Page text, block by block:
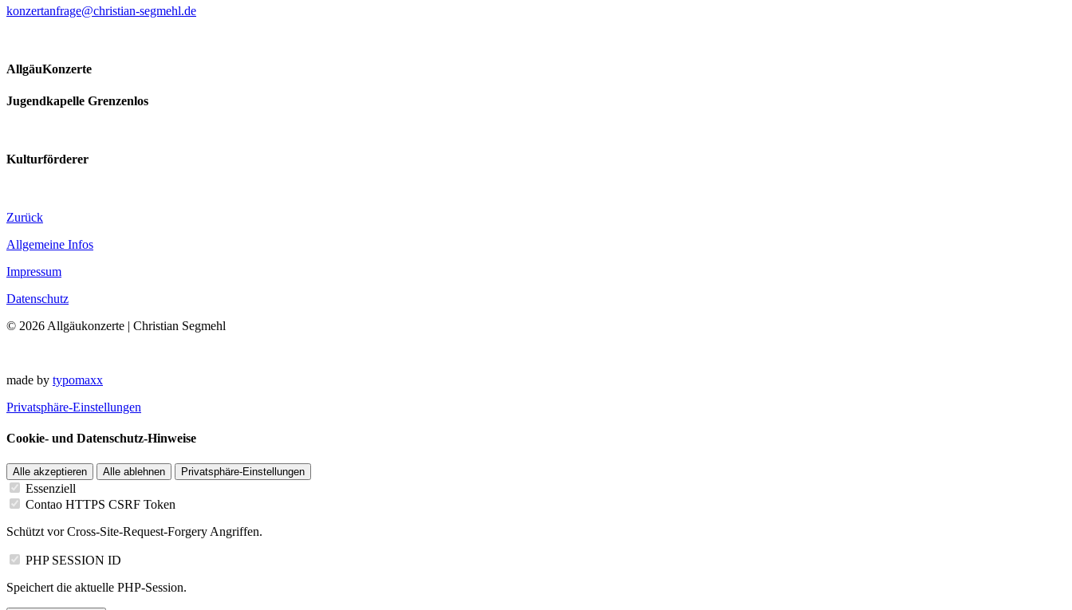
konzertanfrage@christian-segmehl.de
AllgäuKonzerte
Jugendkapelle Grenzenlos
Kulturförderer
Zurück
Allgemeine Infos
Impressum
Datenschutz
© 2026 Allgäukonzerte | Christian Segmehl
made by typomaxx
Privatsphäre-Einstellungen
Cookie- und Datenschutz-Hinweise
Alle akzeptieren Alle ablehnen Privatsphäre-Einstellungen
Essenziell
Contao HTTPS CSRF Token
Schützt vor Cross-Site-Request-Forgery Angriffen.
PHP SESSION ID
Speichert die aktuelle PHP-Session.